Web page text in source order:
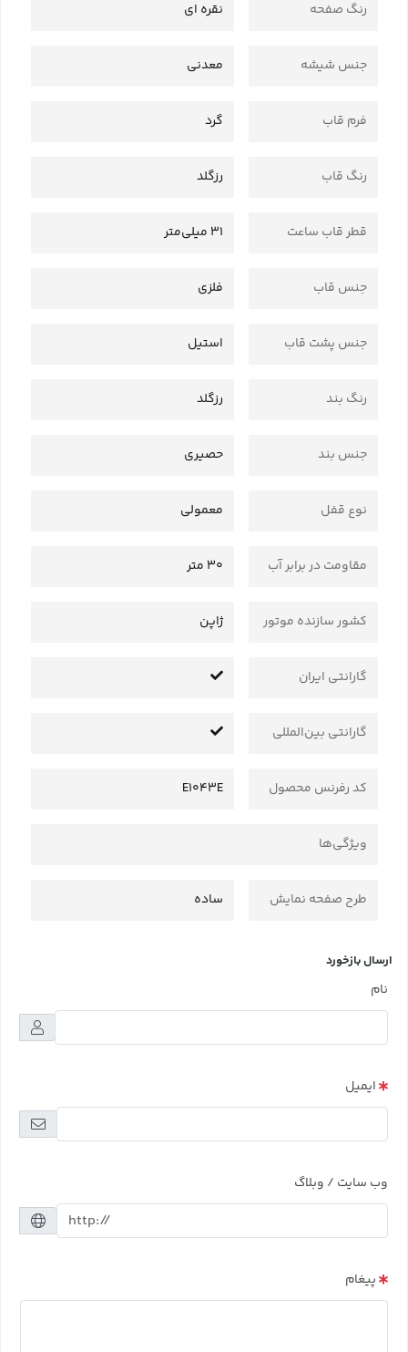
رنگ صفحه نقره ای
جنس شیشه معدنی
فرم قاب گرد
رنگ قاب رزگلد
قطر قاب ساعت 31 میلی‌متر
جنس قاب فلزی
جنس پشت قاب استیل
رنگ بند رزگلد
جنس بند حصیری
نوع قفل معمولی
مقاومت در برابر آب 30 متر
کشور سازنده موتور ژاپن
گارانتی ایران
گارانتی بین‌المللی
کد رفرنس محصول E1043E
ویژگی‌ها
طرح صفحه نمایش ساده
ارسال بازخورد
نام
ایمیل
وب سایت / وبلاگ
پیغام